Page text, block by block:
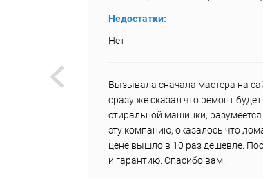
Недостатки:
Нет
Вызывала сначала мастера на
сразу же сказал что ремонт
стиральной машинки,
эту компанию, оказалось что
цене вышло в 10 раз дешевле.
и гарантию. Спасибо вам!